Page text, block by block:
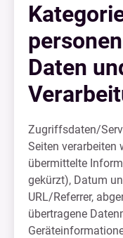
Daten
Zugriffsdaten/
Seiten verarbeiten
übermittelte
gekürzt), Datum
URL/Referrer,
übertragene